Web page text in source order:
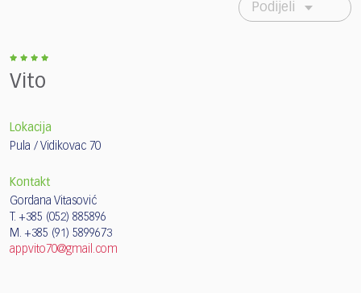
Podijeli
Vito
Lokacija
Pula / Vidikovac 70
Kontakt
Gordana Vitasović
T. +385 (052) 885896
M. +385 (91) 5899673
appvito70@gmail.com